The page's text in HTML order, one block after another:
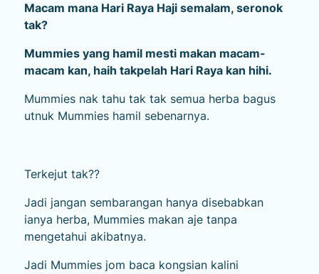
Macam mana Hari Raya Haji semalam, seronok
tak?
Mummies yang hamil mesti makan macam-
macam kan, haih takpelah Hari Raya kan hihi.
Mummies nak tahu tak tak semua herba bagus
utnuk Mummies hamil sebenarnya.
Terkejut tak??
Jadi jangan sembarangan hanya disebabkan
ianya herba, Mummies makan aje tanpa
mengetahui akibatnya.
Jadi Mummies jom baca kongsian kalini